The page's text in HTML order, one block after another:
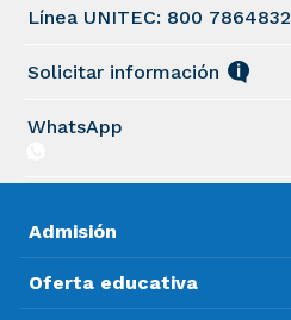
Línea UNITEC: 800 7864832
Solicitar información
WhatsApp
Admisión
Oferta educativa